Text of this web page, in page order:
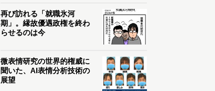
再び訪れる「就職氷河
期」。縁故優遇政権を終わ
らせるのは今
微表情研究の世界的権威に
聞いた、AI表情分析技術の
展望